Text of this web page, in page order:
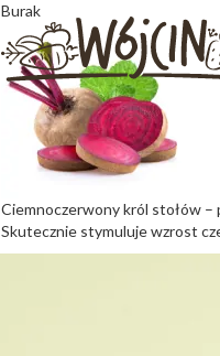
Burak
Ciemnoczerwony król stołów –
Skutecznie stymuluje wzrost